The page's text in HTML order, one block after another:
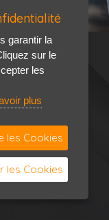
garantir la
sur le
les
plus
les Cookies
les Cookies